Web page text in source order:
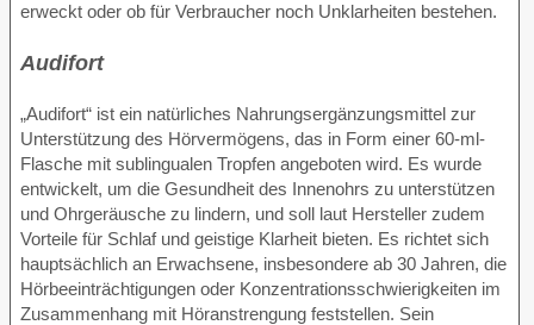
erweckt oder ob für Verbraucher noch Unklarheiten bestehen.
Audifort
„Audifort“ ist ein natürliches Nahrungsergänzungsmittel zur
Unterstützung des Hörvermögens, das in Form einer 60-ml-
Flasche mit sublingualen Tropfen angeboten wird. Es wurde
entwickelt, um die Gesundheit des Innenohrs zu unterstützen
und Ohrgeräusche zu lindern, und soll laut Hersteller zudem
Vorteile für Schlaf und geistige Klarheit bieten. Es richtet sich
hauptsächlich an Erwachsene, insbesondere ab 30 Jahren, die
Hörbeeinträchtigungen oder Konzentrationsschwierigkeiten im
Zusammenhang mit Höranstrengung feststellen. Sein